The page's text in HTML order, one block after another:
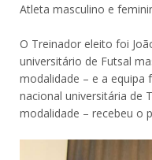
Atleta masculino e
O Treinador eleito foi
universitário de Futsal
modalidade – e a equipa
nacional universitária de
modalidade – recebeu o